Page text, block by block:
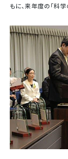
もに、来年度の「科